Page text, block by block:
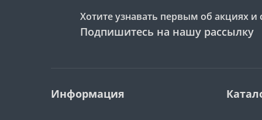
Хотите узнавать первым об акциях и
Подпишитесь на нашу рассылку
Информация